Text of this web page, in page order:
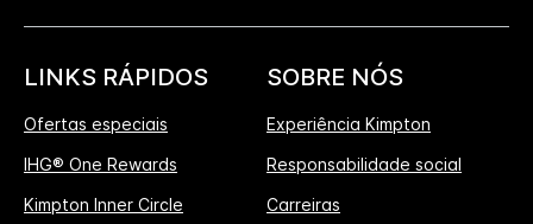
LINKS RÁPIDOS
Ofertas especiais
IHG® One Rewards
Kimpton Inner Circle
SOBRE NÓS
Experiência Kimpton
Responsabilidade social
Carreiras